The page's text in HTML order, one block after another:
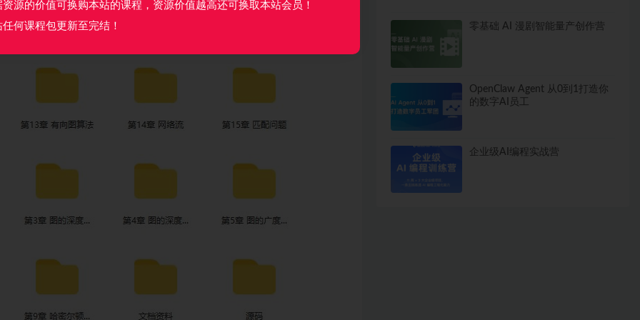
零基础 AI 漫剧智能量产创作营
OpenClaw Agent 从0到1打造你
的数字AI员工
企业级AI编程实战营
资源的价值可换购本站的课程，资源价值越高还可换取本站会员！
任何课程包更新至完结！